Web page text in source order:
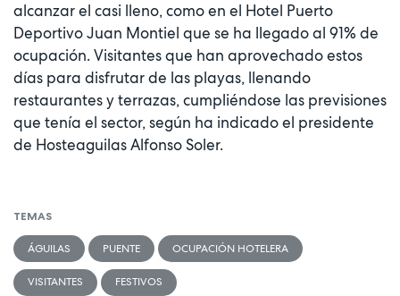
alcanzar el casi lleno, como en el Hotel Puerto
Deportivo Juan Montiel que se ha llegado al 91% de
ocupación. Visitantes que han aprovechado estos
días para disfrutar de las playas, llenando
restaurantes y terrazas, cumpliéndose las previsiones
que tenía el sector, según ha indicado el presidente
de Hosteaguilas Alfonso Soler.
TEMAS
ÁGUILAS PUENTE OCUPACIÓN HOTELERA
VISITANTES FESTIVOS